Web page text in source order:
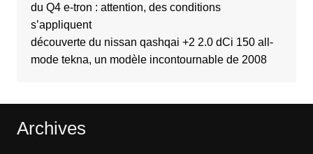
du Q4 e-tron : attention, des conditions
s’appliquent
découverte du nissan qashqai +2 2.0 dCi 150 all-
mode tekna, un modèle incontournable de 2008
Archives